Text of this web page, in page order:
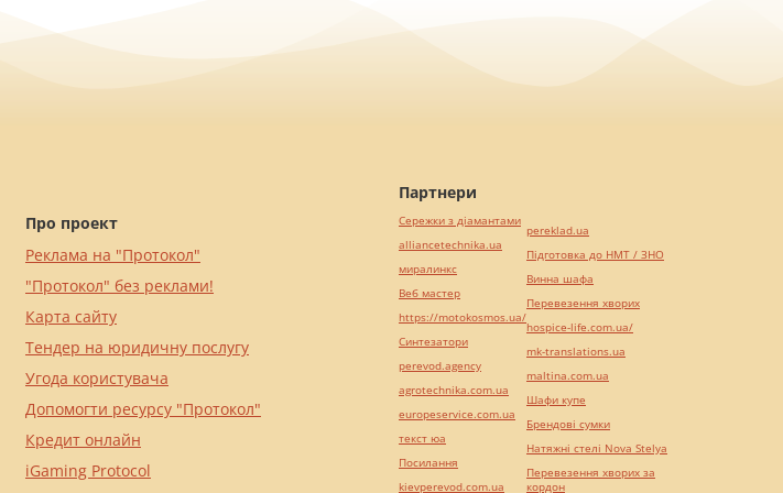
Про проект
Реклама на "Протокол"
"Протокол" без реклами!
Карта сайту
Тендер на юридичну послугу
Угода користувача
Допомогти ресурсу "Протокол"
Кредит онлайн
iGaming Protocol
Партнери
Сережки з діамантами
alliancetechnika.ua
миралинкс
Веб мастер
https://motokosmos.ua/
Синтезатори
perevod.agency
agrotechnika.com.ua
europeservice.com.ua
текст юа
Посилання
kievperevod.com.ua
pereklad.ua
Підготовка до НМТ / ЗНО
Винна шафа
Перевезення хворих
hospice-life.com.ua/
mk-translations.ua
maltina.com.ua
Шафи купе
Брендові сумки
Натяжні стелі Nova Stelya
Перевезення хворих за
кордон